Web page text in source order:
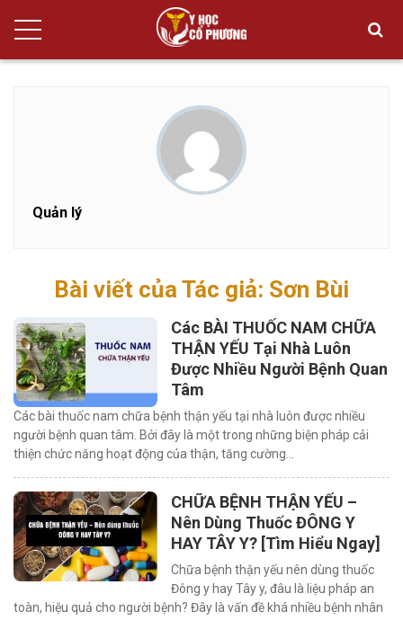
Quản lý
Bài viết của Tác giả: Sơn Bùi
Các BÀI THUỐC NAM CHỮA
THẬN YẾU Tại Nhà Luôn
Được Nhiều Người Bệnh Quan
Tâm
Các bài thuốc nam chữa bệnh thận yếu tại nhà luôn được nhiều
người bệnh quan tâm. Bởi đây là một trong những biện pháp cải
thiện chức năng hoạt động của thận, tăng cường…
CHỮA BỆNH THẬN YẾU –
Nên Dùng Thuốc ĐÔNG Y
HAY TÂY Y? [Tìm Hiểu Ngay]
Chữa bệnh thận yếu nên dùng thuốc
Đông y hay Tây y, đâu là liệu pháp an
toàn, hiệu quả cho người bệnh? Đây là vấn đề khá nhiều bệnh nhân